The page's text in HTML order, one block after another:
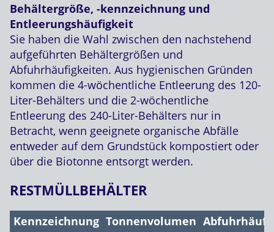
Behältergröße, -kennzeichnung und
Entleerungshäufigkeit
Sie haben die Wahl zwischen den nachstehend
aufgeführten Behältergrößen und
Abfuhrhäufigkeiten. Aus hygienischen Gründen
kommen die 4-wöchentliche Entleerung des 120-
Liter-Behälters und die 2-wöchentliche
Entleerung des 240-Liter-Behälters nur in
Betracht, wenn geeignete organische Abfälle
entweder auf dem Grundstück kompostiert oder
über die Biotonne entsorgt werden.
RESTMÜLLBEHÄLTER
Kennzeichnung Tonnenvolumen